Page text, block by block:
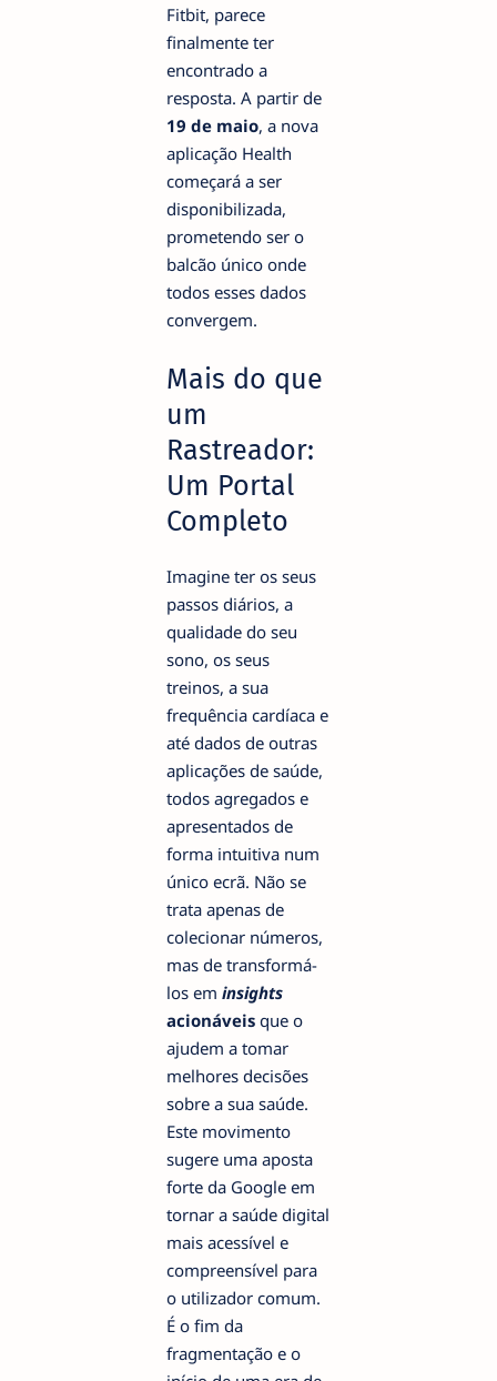
Fitbit, parece
finalmente ter
encontrado a
resposta. A partir de
19 de maio, a nova
aplicação Health
começará a ser
disponibilizada,
prometendo ser o
balcão único onde
todos esses dados
convergem.
Mais do que
um
Rastreador:
Um Portal
Completo
Imagine ter os seus
passos diários, a
qualidade do seu
sono, os seus
treinos, a sua
frequência cardíaca e
até dados de outras
aplicações de saúde,
todos agregados e
apresentados de
forma intuitiva num
único ecrã. Não se
trata apenas de
colecionar números,
mas de transformá-
los em insights
acionáveis que o
ajudem a tomar
melhores decisões
sobre a sua saúde.
Este movimento
sugere uma aposta
forte da Google em
tornar a saúde digital
mais acessível e
compreensível para
o utilizador comum.
É o fim da
fragmentação e o